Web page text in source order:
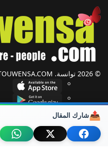
📤شارك المقال
© 2026 توانسة. Designed By TOUWENSA.COM
شؤون دولية أحزاب وجمعيات
حول توانسة